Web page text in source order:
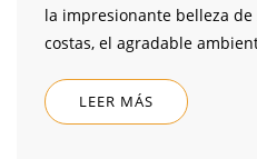
la impresionante belleza
costas, el agradable
LEER MÁS